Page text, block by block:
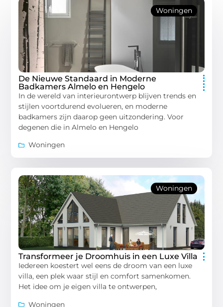
Woningen
De Nieuwe Standaard in Moderne
Badkamers Almelo en Hengelo
In de wereld van interieurontwerp blijven trends en
stijlen voortdurend evolueren, en moderne
badkamers zijn daarop geen uitzondering. Voor
degenen die in Almelo en Hengelo
Woningen
Woningen
Transformeer je Droomhuis in een Luxe Villa
Iedereen koestert wel eens de droom van een luxe
villa, een plek waar stijl en comfort samenkomen.
Het idee om je eigen villa te ontwerpen,
Woningen